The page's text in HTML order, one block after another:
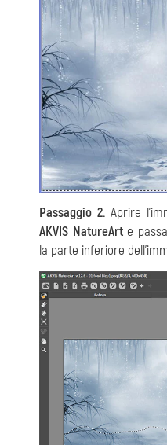
Passaggio 2.Aprire
AKVIS NatureArte
la parte inferiore